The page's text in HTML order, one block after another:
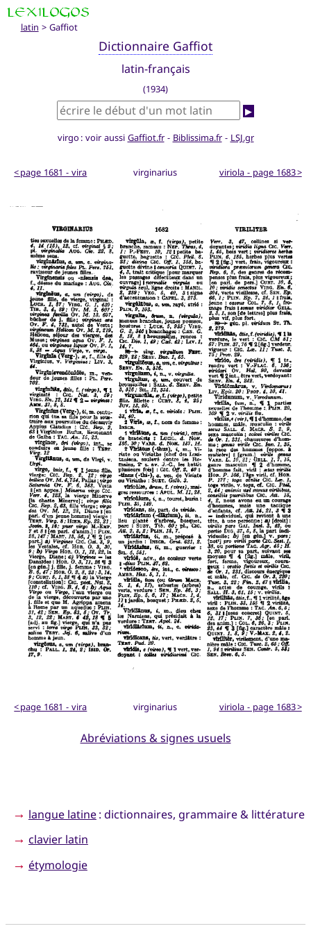
latin > Gaffiot
Dictionnaire Gaffiot
latin-français
(1934)
▶
virgo : voir aussi Gaffiot.fr- Biblissima.fr- LSJ.gr
< page 1681 - vira virginarius viriola - page 1683 >
< page 1681 - vira virginarius viriola - page 1683 >
Abréviations & signes usuels
→ langue latine: dictionnaires, grammaire & littérature
→ clavier latin
→ étymologie